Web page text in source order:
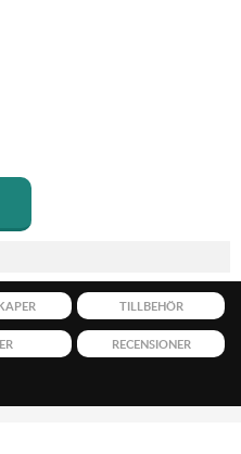
TILLBEHÖR
RECENSIONER